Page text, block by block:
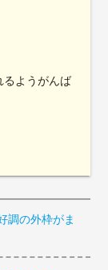
るようがんば
調の外枠がま